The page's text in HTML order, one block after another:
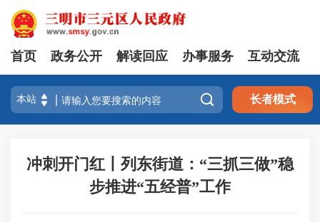
首页 政务公开 解读回应 办事服务 互动交流
 长者模式
冲刺开门红丨列东街道：“三抓三做”稳
步推进“五经普”工作